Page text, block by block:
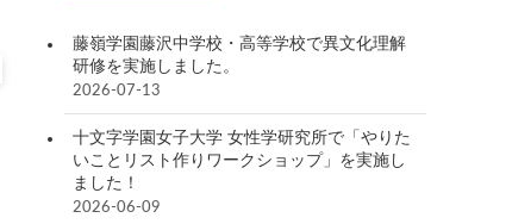
藤嶺学園藤沢中学校・高等学校で異文化理解
研修を実施しました。
2026-07-13
十文字学園女子大学 女性学研究所で「やりた
いことリスト作りワークショップ」を実施し
ました！
2026-06-09